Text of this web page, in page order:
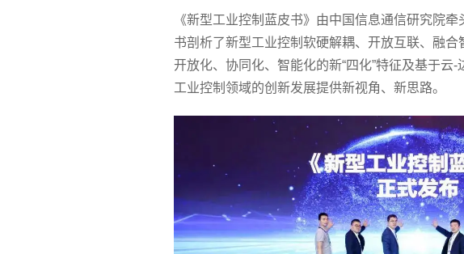
《新型工业控制蓝皮书》由中国信息通信研究院
书剖析了新型工业控制软硬解耦、开放互联、融合
开放化、协同化、智能化的新“四化”特征及基于云
工业控制领域的创新发展提供新视角、新思路。